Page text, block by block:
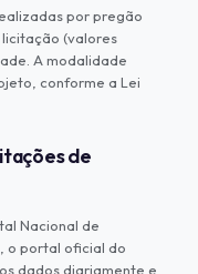
por pregão
licitação (valores
A modalidade
conforme a Lei
de
Nacional de
o portal oficial do
dados diariamente e